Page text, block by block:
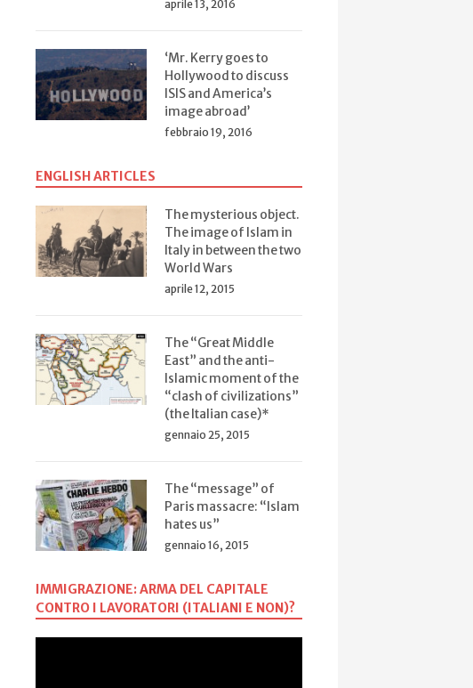
aprile 13, 2016
‘Mr. Kerry goes to
Hollywood to discuss
ISIS and America’s
image abroad’
febbraio 19, 2016
ENGLISH ARTICLES
The mysterious object.
The image of Islam in
Italy in between the two
World Wars
aprile 12, 2015
The “Great Middle
East” and the anti-
Islamic moment of the
“clash of civilizations”
(the Italian case)*
gennaio 25, 2015
The “message” of
Paris massacre: “Islam
hates us”
gennaio 16, 2015
IMMIGRAZIONE: ARMA DEL CAPITALE
CONTRO I LAVORATORI (ITALIANI E NON)?